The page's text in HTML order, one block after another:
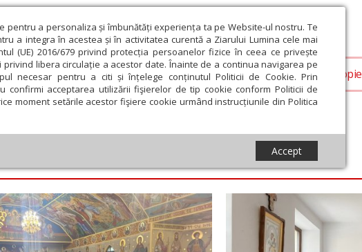
pentru a personaliza și îmbunătăți experiența ta pe Website-ul nostru. Te
a integra în acestea și în activitatea curentă a Ziarului Lumina cele mai
(UE) 2016/679 privind protecția persoanelor fizice în ceea ce privește
libera circulație a acestor date. Înainte de a continua navigarea pe
necesar pentru a citi și înțelege conținutul Politicii de Cookie. Prin
confirmi acceptarea utilizării fişierelor de tip cookie conform Politicii de
moment setările acestor fişiere cookie urmând instrucțiunile din Politica
Accept
Educaţie și Cultură Societate Opinii Filantropie